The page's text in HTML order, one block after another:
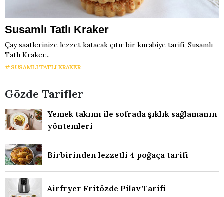
Susamlı Tatlı Kraker
Çay saatlerinize lezzet katacak çıtır bir kurabiye tarifi, Susamlı
Tatlı Kraker...
SUSAMLI TATLI KRAKER
Gözde Tarifler
Yemek takımı ile sofrada şıklık sağlamanın
yöntemleri
Birbirinden lezzetli 4 poğaça tarifi
Airfryer Fritözde Pilav Tarifi